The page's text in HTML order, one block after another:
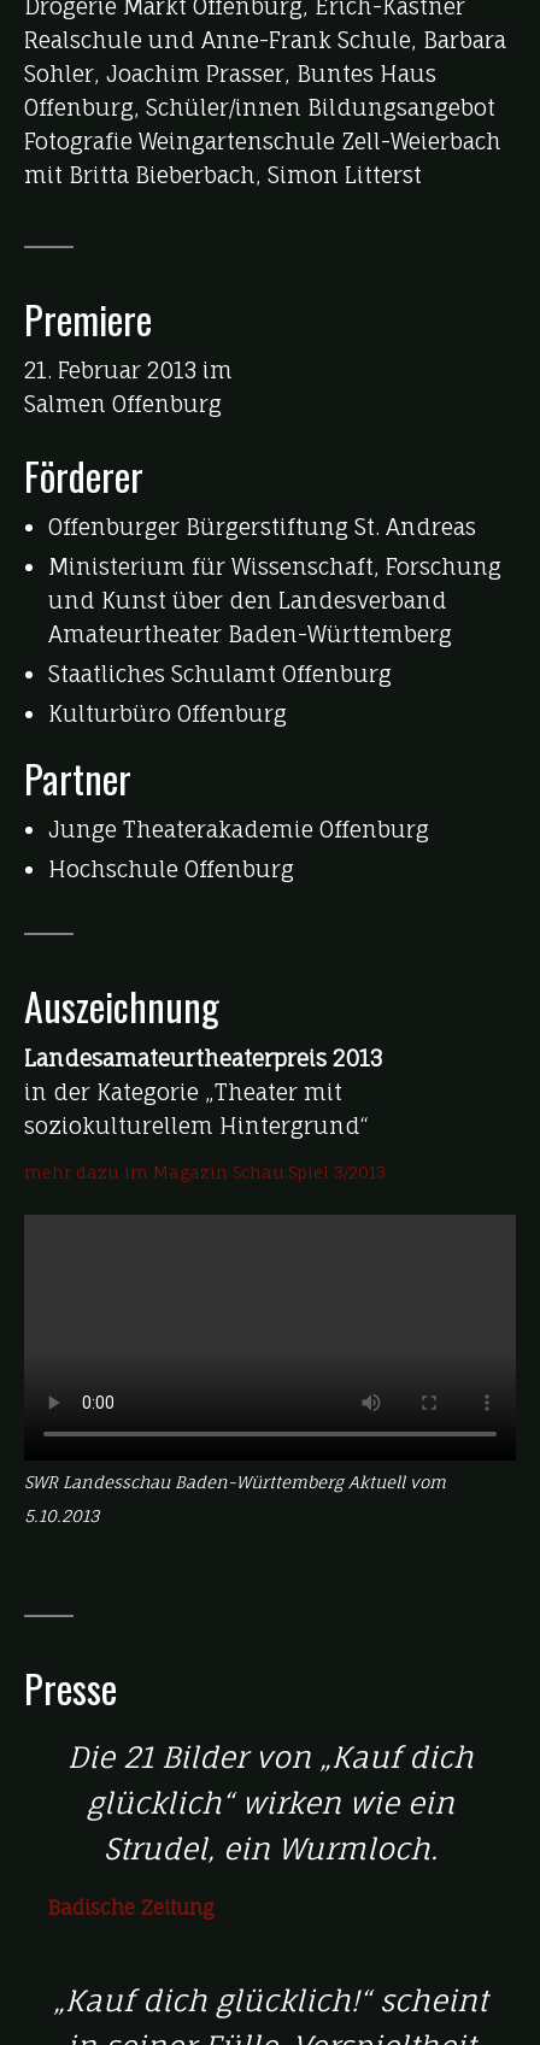
Drogerie Markt Offenburg, Erich-Kästner
Realschule und Anne-Frank Schule, Barbara
Sohler, Joachim Prasser, Buntes Haus
Offenburg, Schüler/innen Bildungsangebot
Fotografie Weingartenschule Zell-Weierbach
mit Britta Bieberbach, Simon Litterst
Premiere
21. Februar 2013 im
Salmen Offenburg
Förderer
Offenburger Bürgerstiftung St. Andreas
Ministerium für Wissenschaft, Forschung
und Kunst über den Landesverband
Amateurtheater Baden-Württemberg
Staatliches Schulamt Offenburg
Kulturbüro Offenburg
Partner
Junge Theaterakademie Offenburg
Hochschule Offenburg
Auszeichnung
Landesamateurtheaterpreis 2013
in der Kategorie „Theater mit
soziokulturellem Hintergrund“
mehr dazu im Magazin Schau.Spiel 3/2013
SWR Landesschau Baden-Württemberg Aktuell vom
5.10.2013
Presse
Die 21 Bilder von „Kauf dich
glücklich“ wirken wie ein
Strudel, ein Wurmloch.
Badische Zeitung
„Kauf dich glücklich!“ scheint